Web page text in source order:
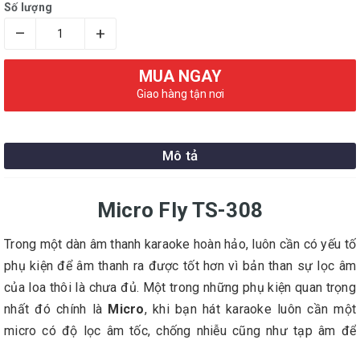
Số lượng
– +
MUA NGAY
Giao hàng tận nơi
Mô tả
Micro Fly TS-308
Trong một dàn âm thanh karaoke hoàn hảo, luôn cần có yếu tố
phụ kiện để âm thanh ra được tốt hơn vì bản than sự lọc âm
của loa thôi là chưa đủ. Một trong những phụ kiện quan trọng
nhất đó chính là Micro, khi bạn hát karaoke luôn cần một
micro có độ lọc âm tốc, chống nhiễu cũng như tạp âm để